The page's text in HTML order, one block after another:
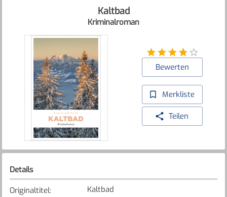
Kaltbad
Kriminalroman
Bewerten
Merkliste
Teilen
Details
Originaltitel:
Kaltbad